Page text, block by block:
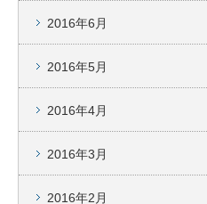
2016年6月
2016年5月
2016年4月
2016年3月
2016年2月